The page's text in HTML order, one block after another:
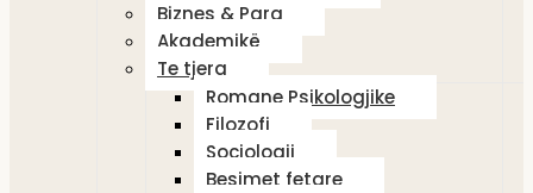
Biznes & Para
Akademikë
Te tjera
Romane Psikologjike
Filozofi
Sociologji
Besimet fetare